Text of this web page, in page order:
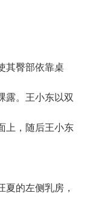
臀部依靠桌
露。王小东以双
上，随后王小东
的左侧乳房，